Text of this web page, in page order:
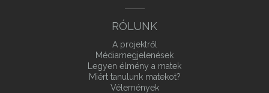
RÓLUNK
A projektről
Médiamegjelenések
Legyen élmény a matek
Miért tanulunk matekot?
Vélemények